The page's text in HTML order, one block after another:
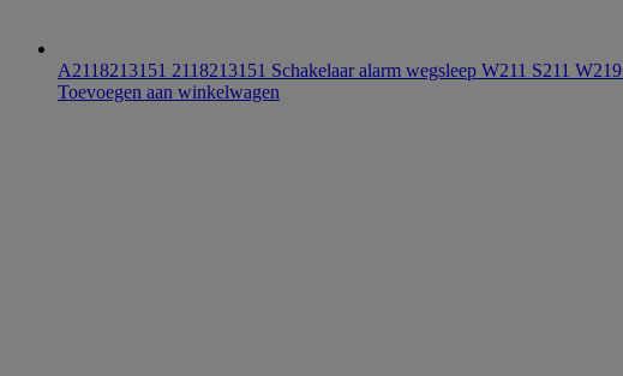
A2118213151 2118213151 Schakelaar alarm wegsleep W211 S211 W219
Toevoegen aan winkelwagen